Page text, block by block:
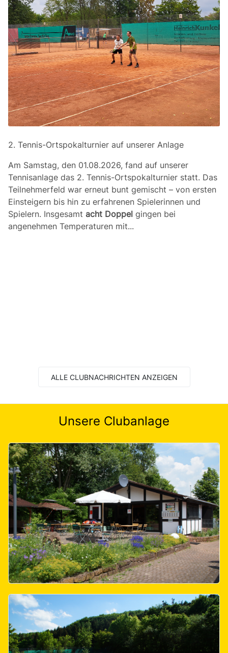
2. Tennis-Ortspokalturnier auf unserer Anlage
Am Samstag, den 01.08.2026, fand auf unserer
Tennisanlage das 2. Tennis-Ortspokalturnier statt. Das
Teilnehmerfeld war erneut bunt gemischt – von ersten
Einsteigern bis hin zu erfahrenen Spielerinnen und
Spielern. Insgesamt acht Doppel gingen bei
angenehmen Temperaturen mit...
ALLE CLUBNACHRICHTEN ANZEIGEN
Unsere Clubanlage